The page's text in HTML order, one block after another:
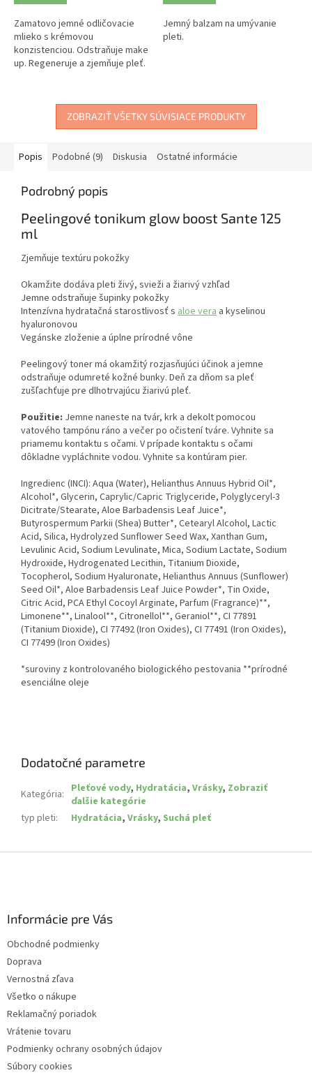
Zamatovo jemné odličovacie
mlieko s krémovou
konzistenciou. Odstraňuje make
up. Regeneruje a zjemňuje pleť.
Jemný balzam na umývanie
pleti.
ZOBRAZIŤ VŠETKY SÚVISIACE PRODUKTY
Popis Podobné (9) Diskusia Ostatné informácie
Podrobný popis
Peelingové tonikum glow boost Sante 125
ml
Zjemňuje textúru pokožky
Okamžite dodáva pleti živý, svieži a žiarivý vzhľad
Jemne odstraňuje šupinky pokožky
Intenzívna hydratačná starostlivosť s aloe vera a kyselinou
hyaluronovou
Vegánske zloženie a úplne prírodné vône
Peelingový toner má okamžitý rozjasňujúci účinok a jemne
odstraňuje odumreté kožné bunky. Deň za dňom sa pleť
zušľachťuje pre dlhotrvajúcu žiarivú pleť.
Použitie: Jemne naneste na tvár, krk a dekolt pomocou
vatového tampónu ráno a večer po očistení tváre. Vyhnite sa
priamemu kontaktu s očami. V prípade kontaktu s očami
dôkladne vypláchnite vodou. Vyhnite sa kontúram pier.
Ingredienc (INCI): Aqua (Water), Helianthus Annuus Hybrid Oil*,
Alcohol*, Glycerin, Caprylic/Capric Triglyceride, Polyglyceryl-3
Dicitrate/Stearate, Aloe Barbadensis Leaf Juice*,
Butyrospermum Parkii (Shea) Butter*, Cetearyl Alcohol, Lactic
Acid, Silica, Hydrolyzed Sunflower Seed Wax, Xanthan Gum,
Levulinic Acid, Sodium Levulinate, Mica, Sodium Lactate, Sodium
Hydroxide, Hydrogenated Lecithin, Titanium Dioxide,
Tocopherol, Sodium Hyaluronate, Helianthus Annuus (Sunflower)
Seed Oil*, Aloe Barbadensis Leaf Juice Powder*, Tin Oxide,
Citric Acid, PCA Ethyl Cocoyl Arginate, Parfum (Fragrance)**,
Limonene**, Linalool**, Citronellol**, Geraniol**, CI 77891
(Titanium Dioxide), CI 77492 (Iron Oxides), CI 77491 (Iron Oxides),
CI 77499 (Iron Oxides)
*suroviny z kontrolovaného biologického pestovania **prírodné
esenciálne oleje
Dodatočné parametre
Kategória: Pleťové vody, Hydratácia, Vrásky, Zobraziť
ďalšie kategórie
typ pleti: Hydratácia, Vrásky, Suchá pleť
Informácie pre Vás
Obchodné podmienky
Doprava
Vernostná zľava
Všetko o nákupe
Reklamačný poriadok
Vrátenie tovaru
Podmienky ochrany osobných údajov
Súbory cookies